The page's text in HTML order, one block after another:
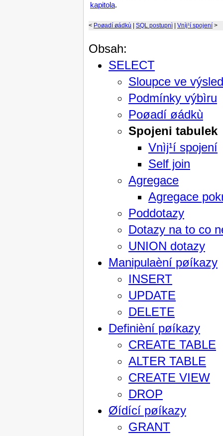
kapitola.
< Poøadí øádkù SQL postupnì Vnìj¹í spojení >
Obsah:
SELECT
Sloupce ve
Podmínky výbìru
Poøadí øádkù
Spojeni tabulek
Vnìj¹í spojení
Self join
Agregace
Agregace
Poddotazy
Dotazy na to co
UNION dotazy
Manipulaèní pøíkazy
INSERT
UPDATE
DELETE
Definièní pøíkazy
CREATE TABLE
ALTER TABLE
CREATE VIEW
DROP
Øídící pøíkazy
GRANT